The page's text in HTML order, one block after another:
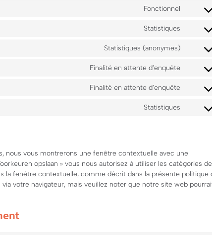
Fonctionnel
Statistiques
Statistiques (anonymes)
Finalité en attente d’enquête
Finalité en attente d’enquête
Statistiques
nous vous montrerons une fenêtre contextuelle avec une
opslaan » vous nous autorisez à utiliser les catégories de
la fenêtre contextuelle, comme décrit dans la présente politique
votre navigateur, mais veuillez noter que notre site web